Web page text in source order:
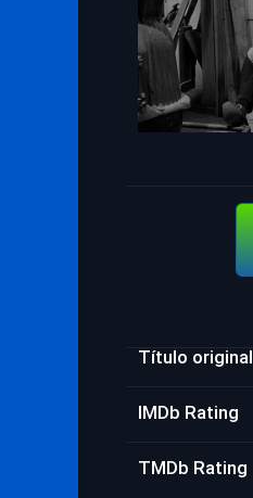
Título original
IMDb Rating
TMDb Rating